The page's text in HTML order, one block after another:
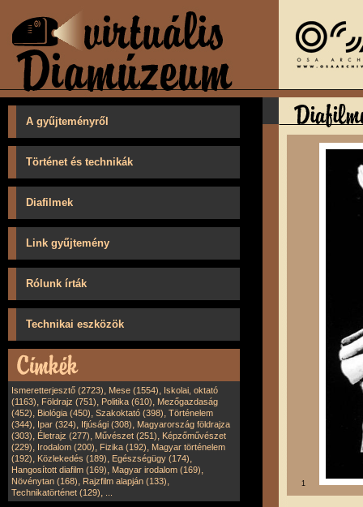
A gyűjteményről
Történet és technikák
Diafilmek
Link gyűjtemény
Rólunk írták
Technikai eszközök
Ismeretterjesztő (2723), Mese (1554), Iskolai, oktató
(1163), Földrajz (751), Politika (610), Mezőgazdaság
(452), Biológia (450), Szakoktató (398), Történelem
(344), Ipar (324), Ifjúsági (308), Magyarország földrajza
(303), Életrajz (277), Művészet (251), Képzőművészet
(229), Irodalom (200), Fizika (192), Magyar történelem
(192), Közlekedés (189), Egészségügy (174),
Hangosított diafilm (169), Magyar irodalom (169),
Növénytan (168), Rajzfilm alapján (133),
Technikatörténet (129),
1